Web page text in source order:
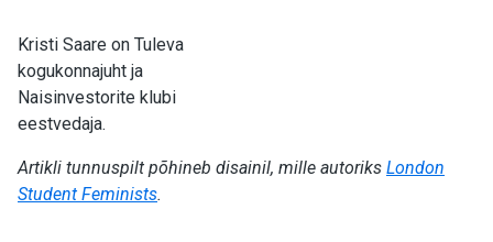
Kristi Saare on Tuleva
kogukonnajuht ja
Naisinvestorite klubi
eestvedaja.
Artikli tunnuspilt põhineb disainil, mille autoriks London
Student Feminists.